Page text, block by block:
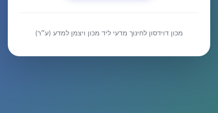
מכון דוידסון לחינוך מדעי ליד מכון ויצמן למדע (ע״ר)